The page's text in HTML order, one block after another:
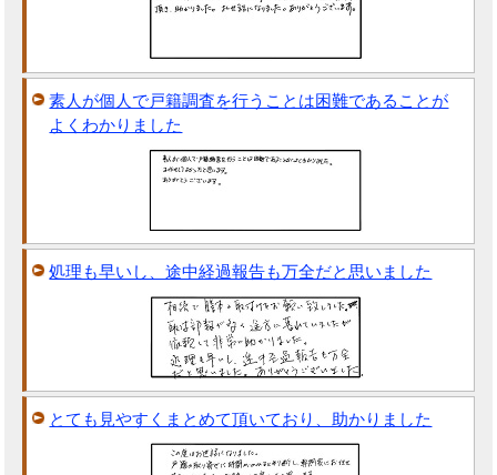
素人が個人で戸籍調査を行うことは困難であることが
よくわかりました
処理も早いし、途中経過報告も万全だと思いました
とても見やすくまとめて頂いており、助かりました